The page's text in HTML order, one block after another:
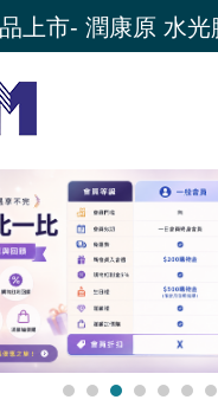
上市- 潤康原 水光
會員好康比一